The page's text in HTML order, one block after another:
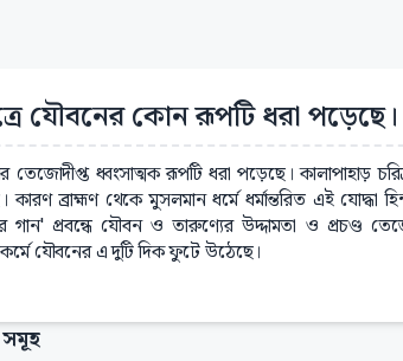
যৌবনের কোন রূপটি ধরা পড়েছে।
তেজোদীপ্ত ধ্বংসাত্মক রূপটি ধরা পড়েছে। কালাপাহাড়
কারণ ব্রাহ্মণ থেকে মুসলমান ধর্মে ধর্মান্তরিত এই যোদ্ধা
গান' প্রবন্ধে যৌবন ও তারুণ্যের উদ্দামতা ও প্রচণ্ড
যৌবনের এ দুটি দিক ফুটে উঠেছে।
সমূহ